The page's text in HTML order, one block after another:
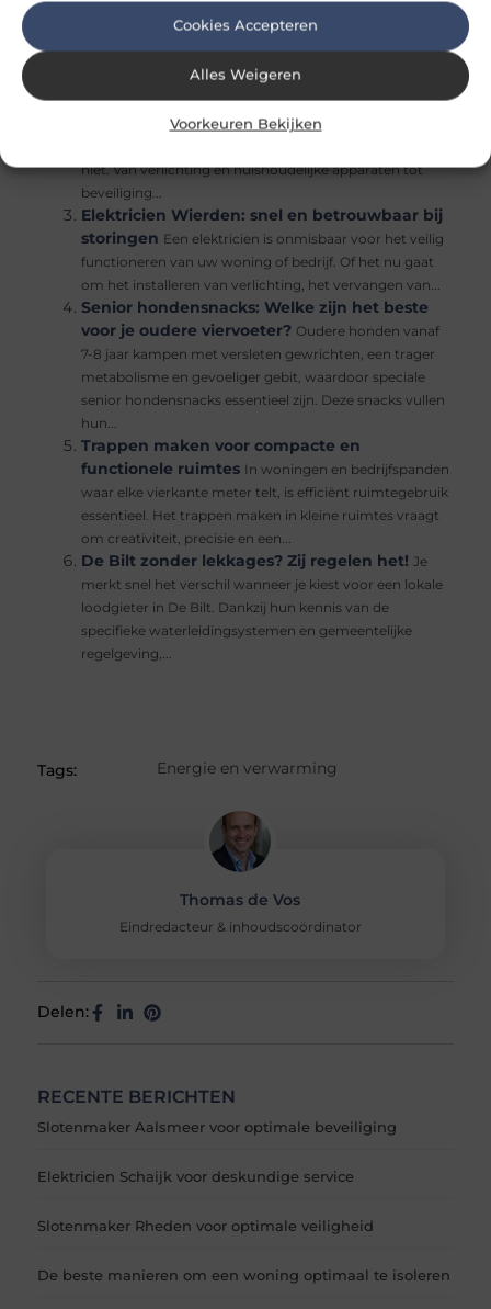
Cookies Accepteren
Alles Weigeren
Voorkeuren Bekijken
gaat om het installeren van verlichting, het vervangen
van...
Elektricien Arnhem voor snelle en
betrouwbare service Elektriciteit is een essentieel
onderdeel van ons dagelijks leven. Zonder stroom
niet. Van verlichting en huishoudelijke apparaten tot
beveiliging...
Elektricien Wierden: snel en betrouwbaar bij
storingen Een elektricien is onmisbaar voor het veilig
functioneren van uw woning of bedrijf. Of het nu gaat
om het installeren van verlichting, het vervangen van...
Senior hondensnacks: Welke zijn het beste
voor je oudere viervoeter? Oudere honden vanaf
7-8 jaar kampen met versleten gewrichten, een trager
metabolisme en gevoeliger gebit, waardoor speciale
senior hondensnacks essentieel zijn. Deze snacks vullen
hun...
Trappen maken voor compacte en
functionele ruimtes
In woningen en bedrijfspanden
waar elke vierkante meter telt, is efficiënt ruimtegebruik
essentieel. Het trappen maken in kleine ruimtes vraagt
om creativiteit, precisie en een...
De Bilt zonder lekkages? Zij regelen het! Je
merkt snel het verschil wanneer je kiest voor een lokale
loodgieter in De Bilt. Dankzij hun kennis van de
specifieke waterleidingsystemen en gemeentelijke
regelgeving,...
Tags: Energie en verwarming
Thomas de Vos
Eindredacteur & inhoudscoördinator
Delen:
RECENTE BERICHTEN
Slotenmaker Aalsmeer voor optimale beveiliging
Elektricien Schaijk voor deskundige service
Slotenmaker Rheden voor optimale veiligheid
De beste manieren om een woning optimaal te isoleren